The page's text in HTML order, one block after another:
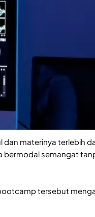
materinya terlebih
bermodal semangat
tersebut